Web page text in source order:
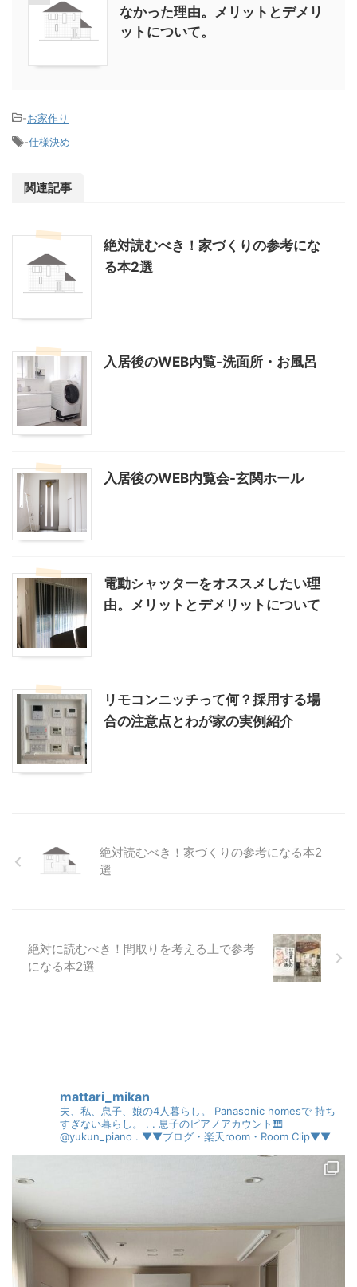
なかった理由。メリットとデメリ
ットについて。
-お家作り
-仕様決め
関連記事
絶対読むべき！家づくりの参考にな
る本2選
入居後のWEB内覧-洗面所・お風呂
入居後のWEB内覧会-玄関ホール
電動シャッターをオススメしたい理
由。メリットとデメリットについて
リモコンニッチって何？採用する場
合の注意点とわが家の実例紹介
絶対読むべき！家づくりの参考になる本2
選
絶対に読むべき！間取りを考える上で参考
になる本2選
mattari_mikan
夫、私、息子、娘の4人暮らし。 Panasonic homesで 持ち
すぎない暮らし。
. . 息子のピアノアカウント🎹
@yukun_piano . ▼▼ブログ・楽天room・Room Clip▼▼